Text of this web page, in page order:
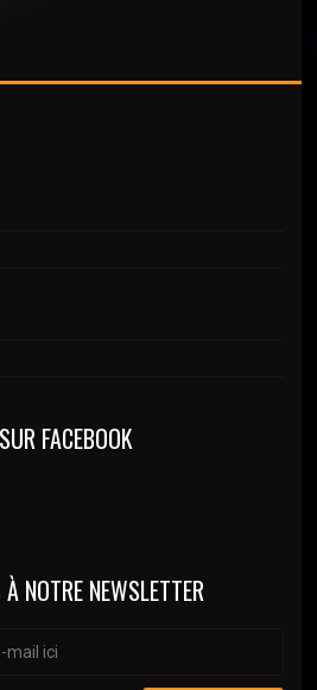
FACEBOOK
NOTRE NEWSLETTER